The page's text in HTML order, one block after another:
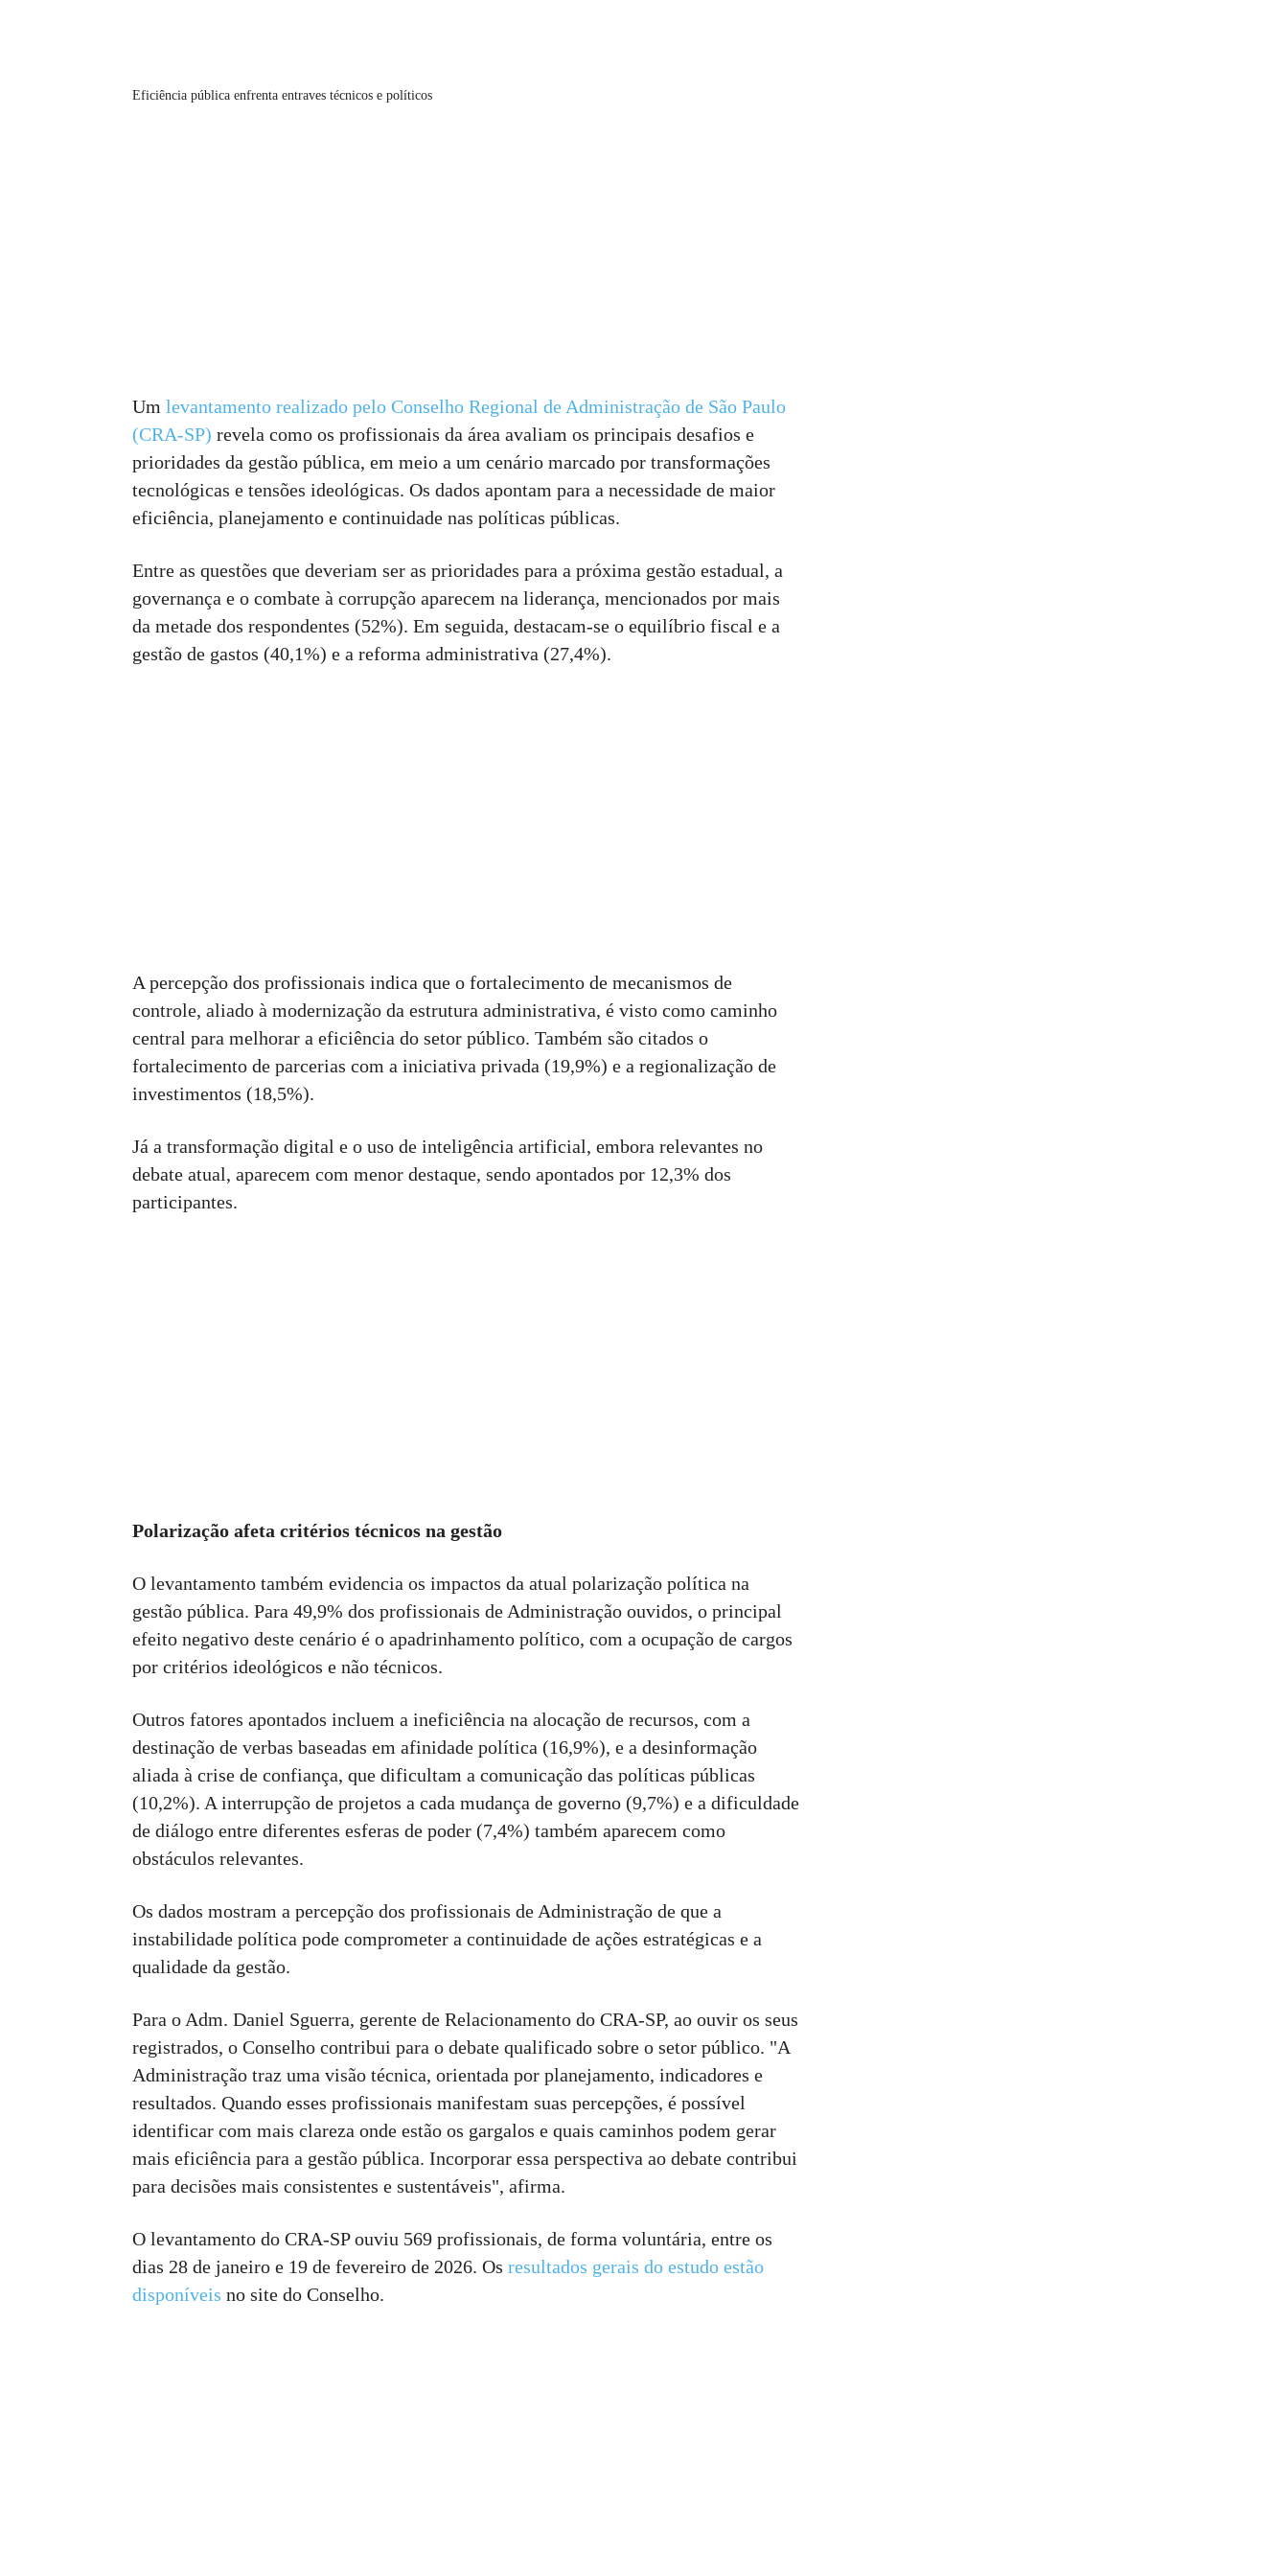
Eficiência pública enfrenta entraves técnicos e políticos
Um levantamento realizado pelo Conselho Regional de Administração de São Paulo
(CRA-SP) revela como os profissionais da área avaliam os principais desafios e
prioridades da gestão pública, em meio a um cenário marcado por transformações
tecnológicas e tensões ideológicas. Os dados apontam para a necessidade de maior
eficiência, planejamento e continuidade nas políticas públicas.
Entre as questões que deveriam ser as prioridades para a próxima gestão estadual, a
governança e o combate à corrupção aparecem na liderança, mencionados por mais
da metade dos respondentes (52%). Em seguida, destacam-se o equilíbrio fiscal e a
gestão de gastos (40,1%) e a reforma administrativa (27,4%).
A percepção dos profissionais indica que o fortalecimento de mecanismos de
controle, aliado à modernização da estrutura administrativa, é visto como caminho
central para melhorar a eficiência do setor público. Também são citados o
fortalecimento de parcerias com a iniciativa privada (19,9%) e a regionalização de
investimentos (18,5%).
Já a transformação digital e o uso de inteligência artificial, embora relevantes no
debate atual, aparecem com menor destaque, sendo apontados por 12,3% dos
participantes.
Polarização afeta critérios técnicos na gestão
O levantamento também evidencia os impactos da atual polarização política na
gestão pública. Para 49,9% dos profissionais de Administração ouvidos, o principal
efeito negativo deste cenário é o apadrinhamento político, com a ocupação de cargos
por critérios ideológicos e não técnicos.
Outros fatores apontados incluem a ineficiência na alocação de recursos, com a
destinação de verbas baseadas em afinidade política (16,9%), e a desinformação
aliada à crise de confiança, que dificultam a comunicação das políticas públicas
(10,2%). A interrupção de projetos a cada mudança de governo (9,7%) e a dificuldade
de diálogo entre diferentes esferas de poder (7,4%) também aparecem como
obstáculos relevantes.
Os dados mostram a percepção dos profissionais de Administração de que a
instabilidade política pode comprometer a continuidade de ações estratégicas e a
qualidade da gestão.
Para o Adm. Daniel Sguerra, gerente de Relacionamento do CRA-SP, ao ouvir os seus
registrados, o Conselho contribui para o debate qualificado sobre o setor público. "A
Administração traz uma visão técnica, orientada por planejamento, indicadores e
resultados. Quando esses profissionais manifestam suas percepções, é possível
identificar com mais clareza onde estão os gargalos e quais caminhos podem gerar
mais eficiência para a gestão pública. Incorporar essa perspectiva ao debate contribui
para decisões mais consistentes e sustentáveis", afirma.
O levantamento do CRA-SP ouviu 569 profissionais, de forma voluntária, entre os
dias 28 de janeiro e 19 de fevereiro de 2026. Os resultados gerais do estudo estão
disponíveis no site do Conselho.